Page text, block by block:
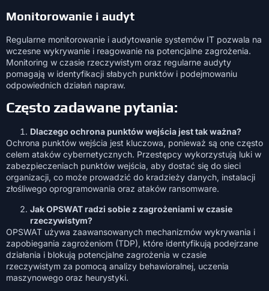
Monitorowanie i audyt
Regularne monitorowanie i audytowanie systemów IT pozwala na
wczesne wykrywanie i reagowanie na potencjalne zagrożenia.
Monitoring w czasie rzeczywistym oraz regularne audyty
pomagają w identyfikacji słabych punktów i podejmowaniu
odpowiednich działań napraw.
Często zadawane pytania:
Dlaczego ochrona punktów wejścia jest tak ważna?
Ochrona punktów wejścia jest kluczowa, ponieważ są one często
celem ataków cybernetycznych. Przestępcy wykorzystują luki w
zabezpieczeniach punktów wejścia, aby dostać się do sieci
organizacji, co może prowadzić do kradzieży danych, instalacji
złośliwego oprogramowania oraz ataków ransomware.
Jak OPSWAT radzi sobie z zagrożeniami w czasie
rzeczywistym?
OPSWAT używa zaawansowanych mechanizmów wykrywania i
zapobiegania zagrożeniom (TDP), które identyfikują podejrzane
działania i blokują potencjalne zagrożenia w czasie
rzeczywistym za pomocą analizy behawioralnej, uczenia
maszynowego oraz heurystyki.